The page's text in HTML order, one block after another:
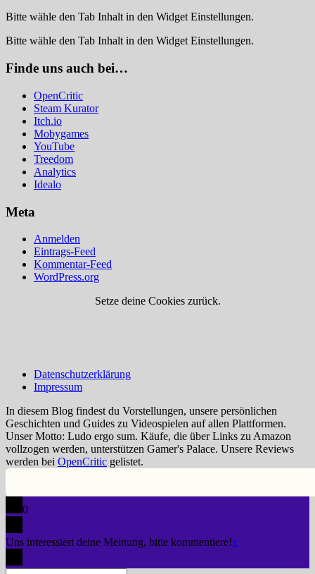
Bitte wähle den Tab Inhalt in den Widget Einstellungen.
Bitte wähle den Tab Inhalt in den Widget Einstellungen.
Finde uns auch bei…
OpenCritic
Steam Kurator
Itch.io
Mobygames
YouTube
Treedom
Analytics
Idealo
Meta
Anmelden
Eintrags-Feed
Kommentar-Feed
WordPress.org
Setze deine Cookies zurück.
Datenschutzerklärung
Impressum
In diesem Blog findest du Vorstellungen, unsere persönlichen
Geschichten und Guides zu Videospielen auf allen Plattformen.
Unser Motto: Ludo ergo sum. Käufe, die über Links zu Amazon
vollzogen werden, unterstützen Gamer's Palace. Unsere Reviews
werden bei OpenCritic gelistet.
0
Uns interessiert deine Meinung, bitte kommentiere!x